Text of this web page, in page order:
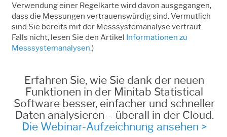
Verwendung einer Regelkarte wird davon ausgegangen,
dass die Messungen vertrauenswürdig sind. Vermutlich
sind Sie bereits mit der Messsystemanalyse vertraut.
Falls nicht, lesen Sie den Artikel Informationen zu
Messsystemanalysen .)
Erfahren Sie, wie Sie dank der neuen
Funktionen in der Minitab Statistical
Software besser, einfacher und schneller
Daten analysieren – überall in der Cloud.
Die Webinar-Aufzeichnung ansehen >